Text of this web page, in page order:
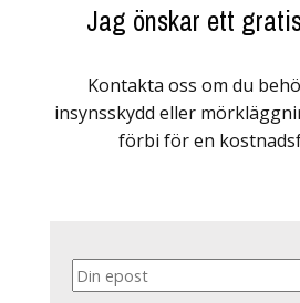
Jag önskar ett
Kontakta oss om du
insynsskydd eller
förbi för en